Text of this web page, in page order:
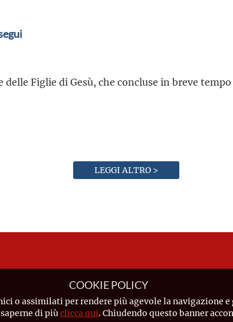
Figlie di Gesù, che concluse in breve
LEGGI ALTRO >
COOKIE POLICY
o assimilati per rendere più agevole la navigazione
di piùclicca qui. Chiudendo questo banner